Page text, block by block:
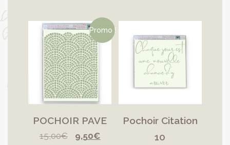
était :
10,50€.
est :
5,25€.
Promo !
POCHOIR PAVE
15,00€
Le
9,50€Le
Pochoir Citation
10